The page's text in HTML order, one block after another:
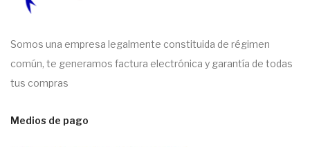
Somos una empresa legalmente constituida de régimen
común, te generamos factura electrónica y garantía de todas
tus compras
Medios de pago